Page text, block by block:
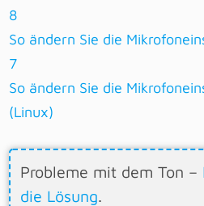
8
So ändern Sie die
7
So ändern Sie die
(Linux)
Probleme mit dem Ton –
die Lösung.